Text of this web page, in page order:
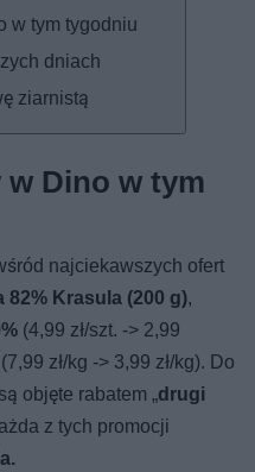
w tym tygodniu
dniach
ziarnistą
w Dino w tym
najciekawszych ofert
82% Krasula (200 g),
(4,99 zł/szt. -> 2,99
(7,99 zł/kg -> 3,99 zł/kg). Do
są objęte rabatem „drugi
z tych promocji